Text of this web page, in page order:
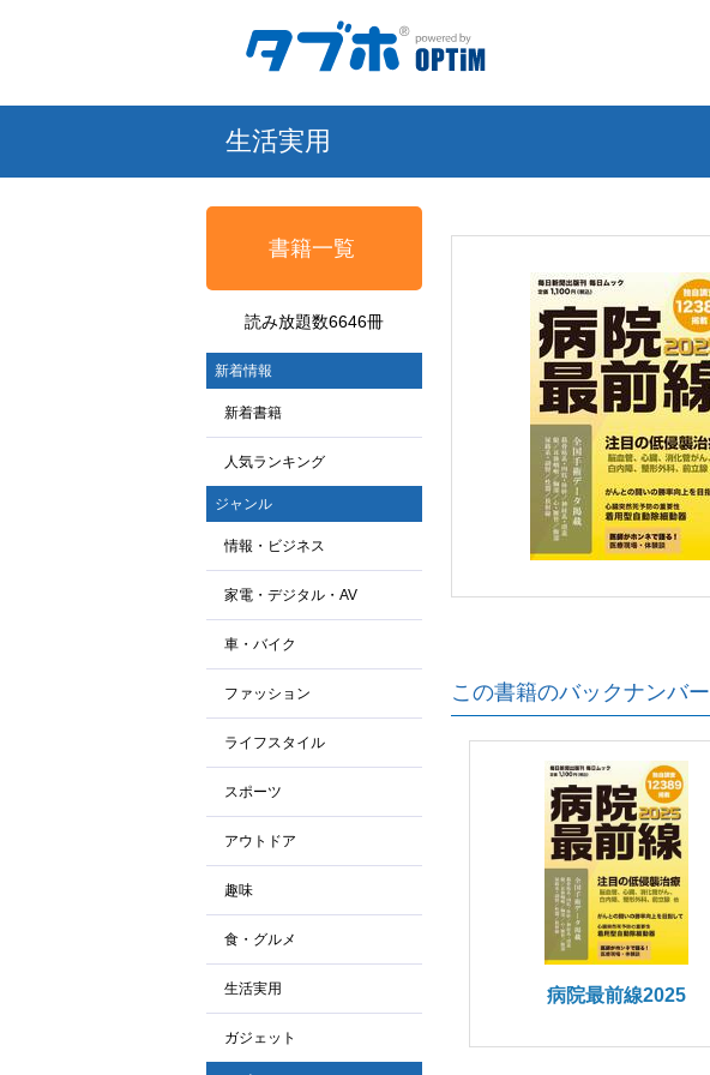
生活実用
書籍一覧
読み放題数6646冊
新着情報
新着書籍
人気ランキング
ジャンル
情報・ビジネス
家電・デジタル・AV
車・バイク
ファッション
ライフスタイル
スポーツ
アウトドア
趣味
食・グルメ
生活実用
ガジェット
この書籍のバックナンバー
病院最前線2025